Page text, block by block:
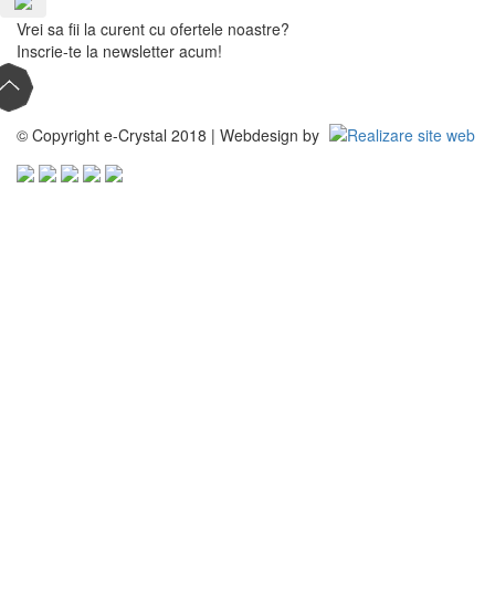
Vrei sa fii la curent cu ofertele noastre?
Inscrie-te la newsletter acum!
© Copyright e-Crystal 2018 | Webdesign by